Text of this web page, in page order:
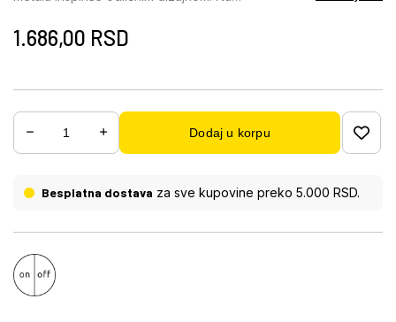
prepust od 15,5 cm i grlo E14 sa prelepim staklenim
mogućnost da podesite boju svetlosti i osvetljenost
do maksimalne snage od 40 vati. Sa drugim
modelima ove serije možete divno upotpuniti svoj
1.686,00 RSD
Dodaj u korpu
Besplatna dostava za sve kupovine preko 5.000 RSD.